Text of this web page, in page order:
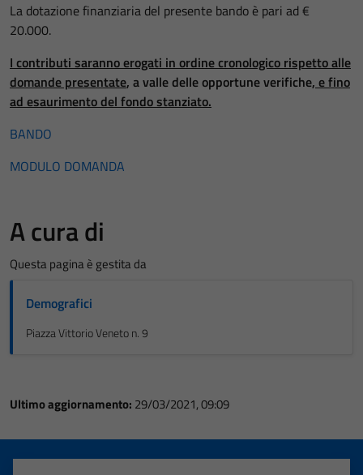
La dotazione finanziaria del presente bando è pari ad €
20.000.
I contributi saranno erogati in ordine cronologico rispetto alle
domande presentate, a valle delle opportune verifiche, e fino
ad esaurimento del fondo stanziato.
BANDO
MODULO DOMANDA
A cura di
Questa pagina è gestita da
Demografici
Piazza Vittorio Veneto n. 9
Ultimo aggiornamento: 29/03/2021, 09:09